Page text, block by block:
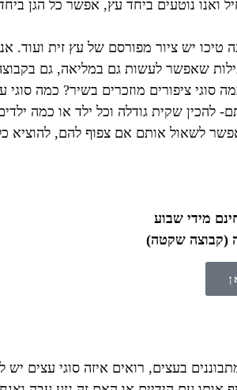
נוטעים ביחד עץ, אפשר כל הגן
טיכו יש ציור מפורסם של עץ זית ועוד.
שאפשר לעשות גם במליאה, גם
ציפורים מוזכרים בשיר? כמה
שקית גודלה וכל ילד או כמה
לשאול אותם אם צפוף להם, להוציא
מידי שבוע
(קבוצה שקטה)
בעצים, רואים איזה סוגי עצים יש